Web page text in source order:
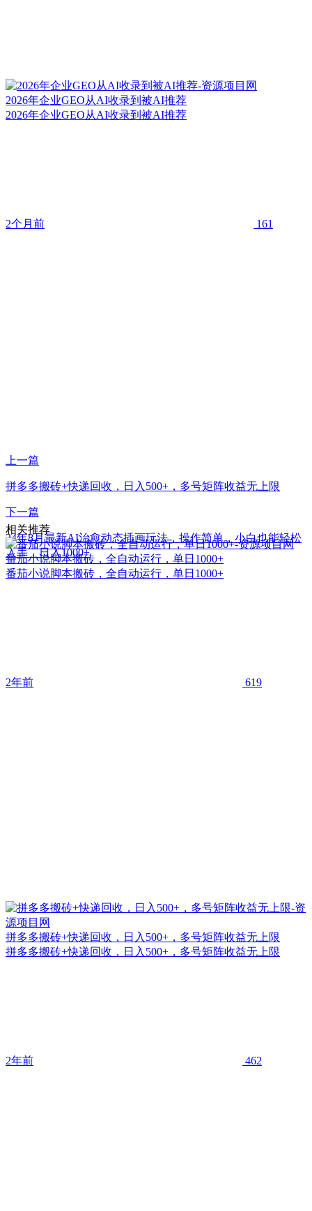
2026年企业GEO从AI收录到被AI推荐
2026年企业GEO从AI收录到被AI推荐
2个月前 161
上一篇
拼多多搬砖+快递回收，日入500+，多号矩阵收益无上限
下一篇
24年8月最新AI治愈动态插画玩法，操作简单，小白也能轻松
入手，日入1000+
相关推荐
番茄小说脚本搬砖，全自动运行，单日1000+
番茄小说脚本搬砖，全自动运行，单日1000+
2年前 619
拼多多搬砖+快递回收，日入500+，多号矩阵收益无上限
拼多多搬砖+快递回收，日入500+，多号矩阵收益无上限
2年前 462